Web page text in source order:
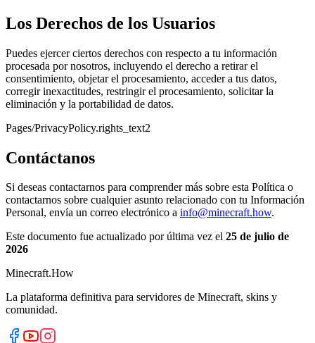
Los Derechos de los Usuarios
Puedes ejercer ciertos derechos con respecto a tu información
procesada por nosotros, incluyendo el derecho a retirar el
consentimiento, objetar el procesamiento, acceder a tus datos,
corregir inexactitudes, restringir el procesamiento, solicitar la
eliminación y la portabilidad de datos.
Pages/PrivacyPolicy.rights_text2
Contáctanos
Si deseas contactarnos para comprender más sobre esta Política o
contactarnos sobre cualquier asunto relacionado con tu Información
Personal, envía un correo electrónico a info@minecraft.how.
Este documento fue actualizado por última vez el 25 de julio de
2026
Minecraft.How
La plataforma definitiva para servidores de Minecraft, skins y
comunidad.